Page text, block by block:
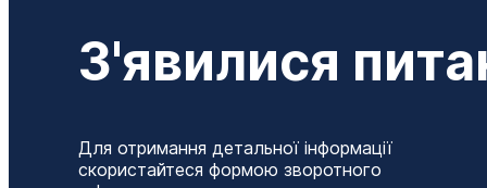
З'явилися
Для отримання детальної інформації
скористайтеся формою зворотного